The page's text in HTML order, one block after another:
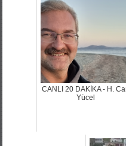
CANLI 20 DAKİKA - H. Can